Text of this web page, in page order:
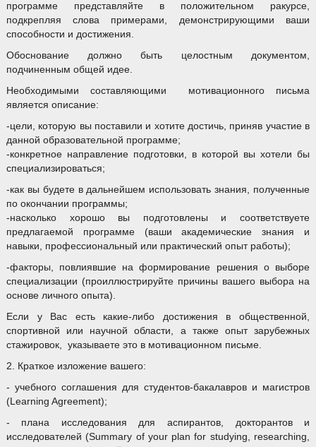
программе представляйте в положительном ракурсе,
подкрепляя слова примерами, демонстрирующими ваши
способности и достижения.
Обоснование должно быть целостным документом,
подчиненным общей идее.
Необходимыми составляющими мотивационного письма
является описание:
-цели, которую вы поставили и хотите достичь, приняв участие в
данной образовательной программе;
-конкретное направление подготовки, в которой вы хотели бы
специализироваться;
-как вы будете в дальнейшем использовать знания, полученные
по окончании программы;
-насколько хорошо вы подготовлены и соответствуете
предлагаемой программе (ваши академические знания и
навыки, профессиональный или практический опыт работы);
-факторы, повлиявшие на формирование решения о выборе
специализации (проиллюстрируйте причины вашего выбора на
основе личного опыта).
Если у Вас есть какие-либо достижения в общественной,
спортивной или научной области, а также опыт зарубежных
стажировок, указываете это в мотивационном письме.
2. Краткое изложение вашего:
- учебного соглашения для студентов-бакалавров и магистров
(Learning Agreement);
- плана исследования для аспирантов, докторантов и
исследователей (Summary of your plan for studying, researching,